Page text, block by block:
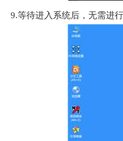
9.等待进入系统后，无需进